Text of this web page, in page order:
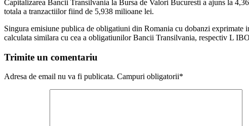
Capitalizarea Bancii Transilvania la Bursa de Valori Bucuresti a ajuns la
totala a tranzactiilor fiind de 5,938 milioane lei.
Singura emisiune publica de obligatiuni din Romania cu dobanzi
calculata similara cu cea a obligatiunilor Bancii Transilvania, respectiv L
Trimite un comentariu
Adresa de email nu va fi publicata. Campuri obligatorii*